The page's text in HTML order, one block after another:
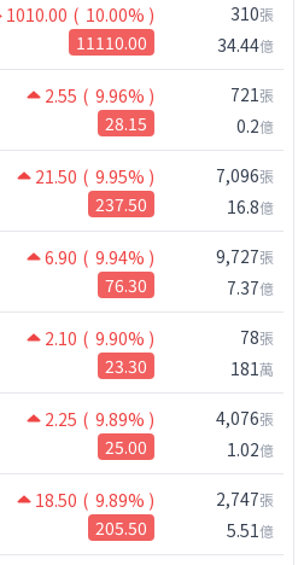
1010.00 ( 10.00% )
11110.00
310張
34.44億
2.55 ( 9.96% )
28.15
721張
0.2億
21.50 ( 9.95% )
237.50
7,096張
16.8億
6.90 ( 9.94% )
76.30
9,727張
7.37億
2.10 ( 9.90% )
23.30
78張
181萬
2.25 ( 9.89% )
25.00
4,076張
1.02億
18.50 ( 9.89% )
205.50
2,747張
5.51億